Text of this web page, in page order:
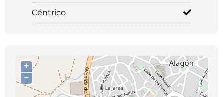
Céntrico
+
−